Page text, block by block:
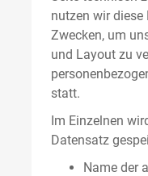
nutzen wir
Zwecken, um
und Layout zu
statt.
Im Einzelnen
Datensatz
Name der